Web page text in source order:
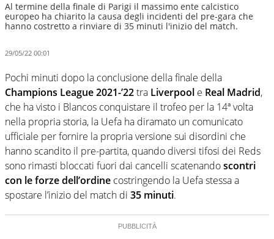
Al termine della finale di Parigi il massimo ente calcistico
europeo ha chiarito la causa degli incidenti del pre-gara che
hanno costretto a rinviare di 35 minuti l'inizio del match.
29/05/22 00:01
Pochi minuti dopo la conclusione della finale della
Champions League 2021-’22tra Liverpool e Real Madrid,
che ha visto i Blancos conquistare il trofeo per la 14ª volta
nella propria storia, la Uefa ha diramato un comunicato
ufficiale per fornire la propria versione sui disordini che
hanno scandito il pre-partita, quando diversi tifosi dei Reds
sono rimasti bloccati fuori dai cancelli scatenandoscontri
con le forze dell’ordine costringendo la Uefa stessa a
spostare l’inizio del match di 35 minuti.